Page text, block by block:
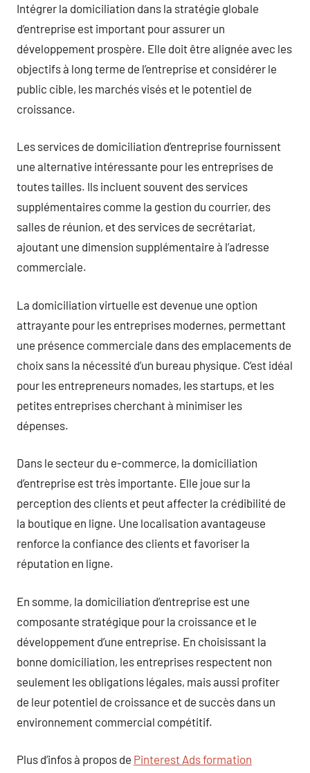
Intégrer la domiciliation dans la stratégie globale
d’entreprise est important pour assurer un
développement prospère. Elle doit être alignée avec les
objectifs à long terme de l’entreprise et considérer le
public cible, les marchés visés et le potentiel de
croissance.
Les services de domiciliation d’entreprise fournissent
une alternative intéressante pour les entreprises de
toutes tailles. Ils incluent souvent des services
supplémentaires comme la gestion du courrier, des
salles de réunion, et des services de secrétariat,
ajoutant une dimension supplémentaire à l’adresse
commerciale.
La domiciliation virtuelle est devenue une option
attrayante pour les entreprises modernes, permettant
une présence commerciale dans des emplacements de
choix sans la nécessité d’un bureau physique. C’est idéal
pour les entrepreneurs nomades, les startups, et les
petites entreprises cherchant à minimiser les
dépenses.
Dans le secteur du e-commerce, la domiciliation
d’entreprise est très importante. Elle joue sur la
perception des clients et peut affecter la crédibilité de
la boutique en ligne. Une localisation avantageuse
renforce la confiance des clients et favoriser la
réputation en ligne.
En somme, la domiciliation d’entreprise est une
composante stratégique pour la croissance et le
développement d’une entreprise. En choisissant la
bonne domiciliation, les entreprises respectent non
seulement les obligations légales, mais aussi profiter
de leur potentiel de croissance et de succès dans un
environnement commercial compétitif.
Plus d’infos à propos de Pinterest Ads formation